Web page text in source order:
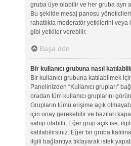
gruba üye olabilir ve her gruba ayrı
Bu şekilde mesaj panosu
rahatlıkla moderatör yetkilerini veya
gibi yetkiler verebilir.
Başa dön
Bir kullanıcı grubuna nasıl
Bir kullanıcı grubuna katılabilmek
Panelinizden “Kullanıcı grupları”
oradan tüm kullanıcı gruplarını
Grupların tümü erişime açık
için onay gerekebilir ve bazıları
sahip olabilir. Eğer grup açık ise,
katılabilirsiniz. Eğer bir gruba
ilgili bağlantıya tıklayarak istek